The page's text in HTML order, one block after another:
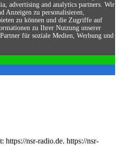
advertising and analytics partners. Wir
Anzeigen zu personalisieren,
zu können und die Zugriffe auf
zu Ihrer Nutzung unserer
für soziale Medien, Werbung und
https://nsr-radio.de. https://nsr-